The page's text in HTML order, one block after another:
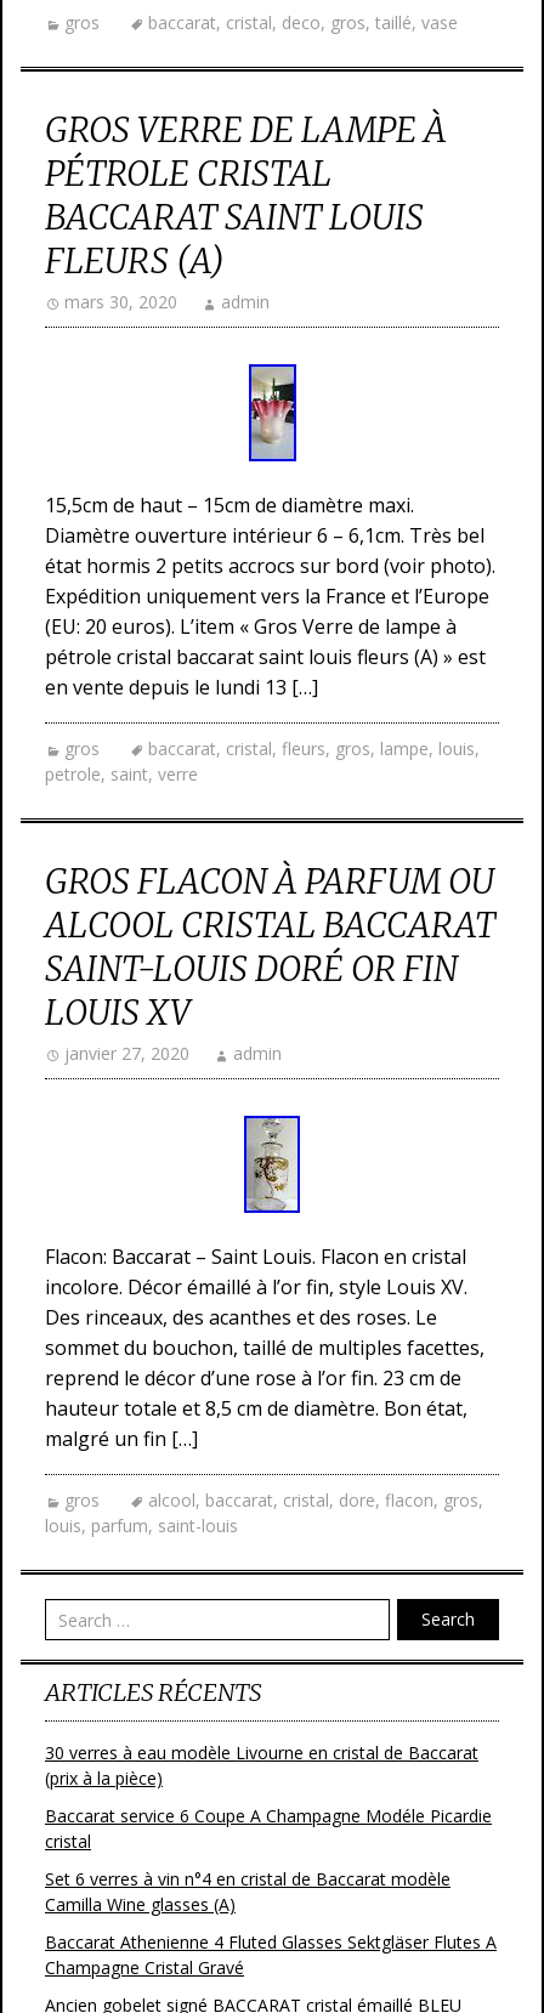
gros baccarat, cristal, deco, gros, taillé, vase
GROS VERRE DE LAMPE À
PÉTROLE CRISTAL
BACCARAT SAINT LOUIS
FLEURS (A)
mars 30, 2020 admin
15,5cm de haut – 15cm de diamètre maxi.
Diamètre ouverture intérieur 6 – 6,1cm. Très bel
état hormis 2 petits accrocs sur bord (voir photo).
Expédition uniquement vers la France et l’Europe
(EU: 20 euros). L’item « Gros Verre de lampe à
pétrole cristal baccarat saint louis fleurs (A) » est
en vente depuis le lundi 13 […]
gros baccarat, cristal, fleurs, gros, lampe, louis,
petrole, saint, verre
GROS FLACON À PARFUM OU
ALCOOL CRISTAL BACCARAT
SAINT-LOUIS DORÉ OR FIN
LOUIS XV
janvier 27, 2020 admin
Flacon: Baccarat – Saint Louis. Flacon en cristal
incolore. Décor émaillé à l’or fin, style Louis XV.
Des rinceaux, des acanthes et des roses. Le
sommet du bouchon, taillé de multiples facettes,
reprend le décor d’une rose à l’or fin. 23 cm de
hauteur totale et 8,5 cm de diamètre. Bon état,
malgré un fin […]
gros alcool, baccarat, cristal, dore, flacon, gros,
louis, parfum, saint-louis
Search
ARTICLES RÉCENTS
30 verres à eau modèle Livourne en cristal de Baccarat
(prix à la pièce)
Baccarat service 6 Coupe A Champagne Modéle Picardie
cristal
Set 6 verres à vin n°4 en cristal de Baccarat modèle
Camilla Wine glasses (A)
Baccarat Athenienne 4 Fluted Glasses Sektgläser Flutes A
Champagne Cristal Gravé
Ancien gobelet signé BACCARAT cristal émaillé BLEU